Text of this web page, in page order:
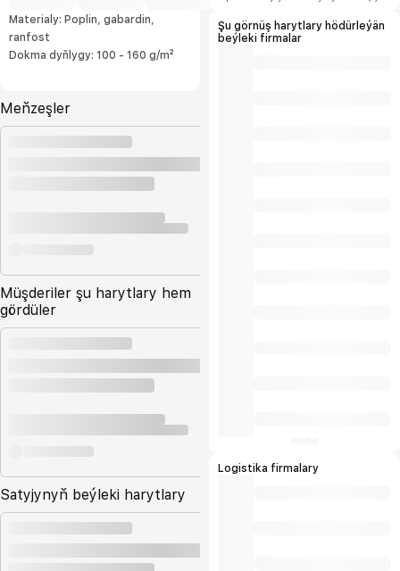
Materialy: Poplin, gabardin,
ranfost
Dokma dyňlygy: 100 - 160 g/m²
Meňzeşler
Müşderiler şu harytlary hem
gördüler
Satyjynyň beýleki harytlary
Şu görnüş harytlary hödürleýän
beýleki firmalar
Logistika firmalary